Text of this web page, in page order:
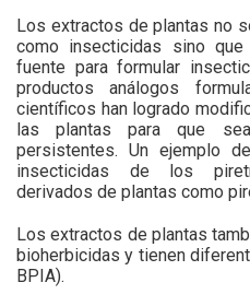
Los extractos de plantas no
como insecticidas sino
fuente para formular
productos análogos
científicos han logrado
las plantas para que
persistentes. Un ejemplo
insecticidas de los
derivados de plantas como
Los extractos de plantas
bioherbicidas y tienen
BPIA).